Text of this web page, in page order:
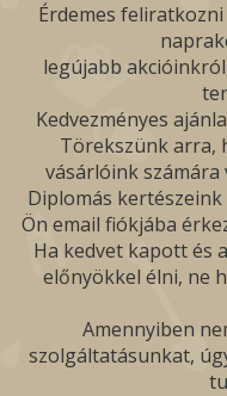
Érdemes
legújabb
Kedvezményes
Törekszünk arra,
vásárlóink
Diplomás
Ön email fiókjába
Ha kedvet kapott és
előnyökkel élni, ne
Amennyiben
szolgáltatásunkat,